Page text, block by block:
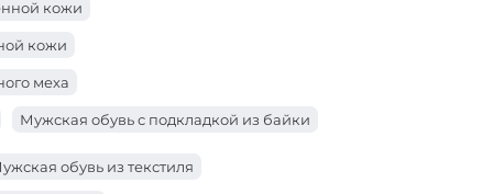
кожи
кожи
меха
Мужская обувь с подкладкой из байки
обувь из текстиля